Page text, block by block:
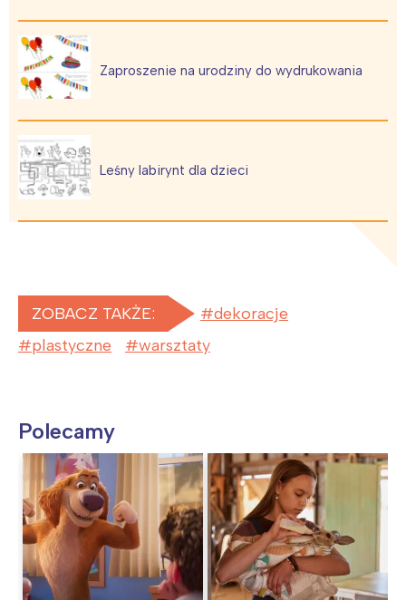
Zaproszenie na urodziny do wydrukowania
Leśny labirynt dla dzieci
ZOBACZ TAKŻE:
dekoracje
plastyczne
warsztaty
Polecamy